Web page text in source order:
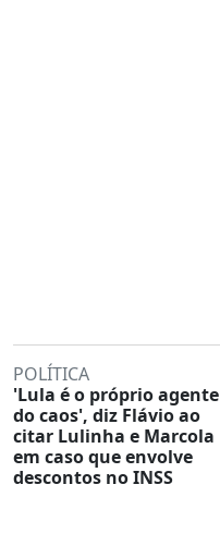
POLÍTICA
'Lula é o próprio agente
do caos', diz Flávio ao
citar Lulinha e Marcola
em caso que envolve
descontos no INSS